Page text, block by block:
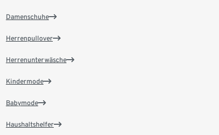
Damenschuhe
Herrenpullover
Herrenunterwäsche
Kindermode
Babymode
Haushaltshelfer